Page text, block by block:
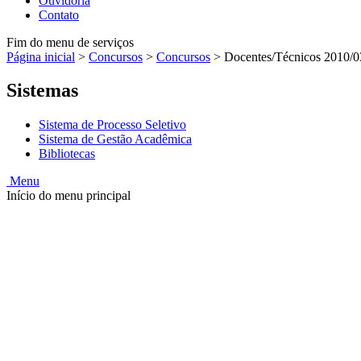
Contato
Fim do menu de serviços
Página inicial > Concursos > Concursos > Docentes/Técnicos 2010/
Sistemas
Sistema de Processo Seletivo
Sistema de Gestão Acadêmica
Bibliotecas
Menu
Início do menu principal